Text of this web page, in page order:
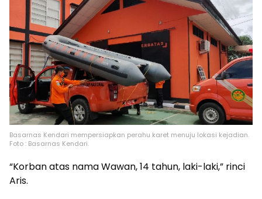
Basarnas Kendari mempersiapkan perahu karet menuju lokasi kejadian.
Foto : Basarnas Kendari.
“Korban atas nama Wawan, 14 tahun, laki-laki,” rinci
Aris.